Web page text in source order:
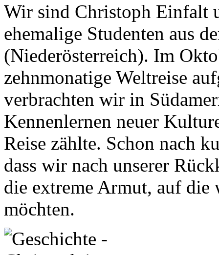
Wir sind Christoph Einfalt
ehemalige Studenten aus
(Niederösterreich). Im
zehnmonatige Weltreise
verbrachten wir in
Kennenlernen neuer
Reise zählte. Schon nach
dass wir nach unserer
die extreme Armut, auf die
möchten.